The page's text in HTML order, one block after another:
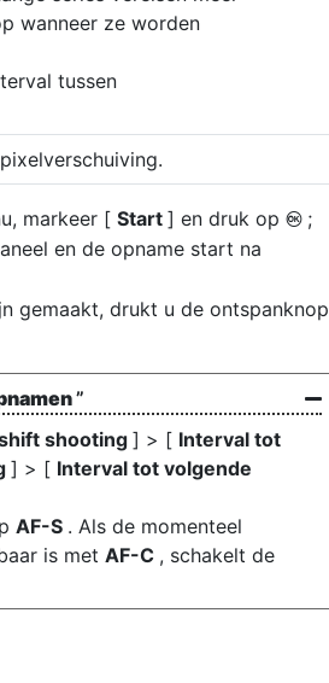
wanneer ze worden
tussen
markeer [ Start ] en druk op J ;
en de opname start na
gemaakt, drukt u de ontspanknop
”
shooting ] > [ Interval tot
] > [ Interval tot volgende
AF-S . Als de momenteel
is met AF-C , schakelt de